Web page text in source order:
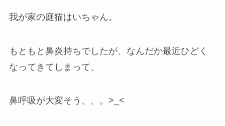
我が家の庭猫はいちゃん。
もともと鼻炎持ちでしたが、なんだか最近ひどく
なってきてしまって、
鼻呼吸が大変そう、、。>_<